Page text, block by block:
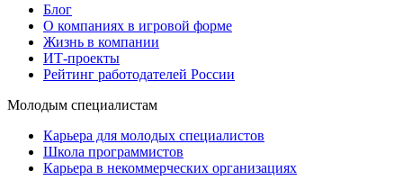
Блог
О компаниях в игровой форме
Жизнь в компании
ИТ-проекты
Рейтинг работодателей России
Молодым специалистам
Карьера для молодых специалистов
Школа программистов
Карьера в некоммерческих организациях